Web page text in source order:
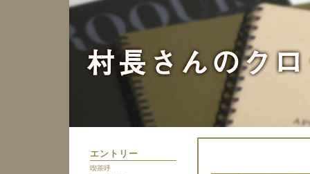
エントリー
喫茶呼